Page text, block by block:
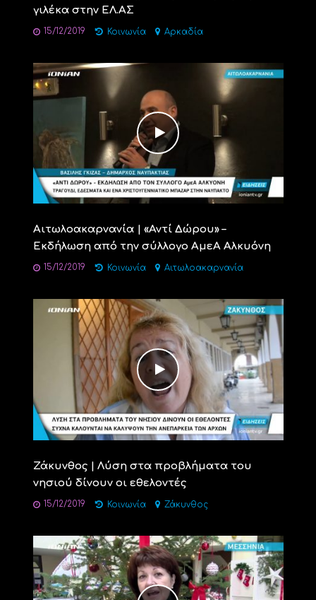
γιλέκα στην ΕΛ.ΑΣ
15/12/2019 Κοινωνία Αρκαδία
Αιτωλοακαρνανία | «Αντί Δώρου» –
Εκδήλωση από την σύλλογο ΑμεΑ Αλκυόνη
15/12/2019 Κοινωνία Αιτωλοακαρνανία
Ζάκυνθος | Λύση στα προβλήματα του
νησιού δίνουν οι εθελοντές
15/12/2019 Κοινωνία Ζάκυνθος